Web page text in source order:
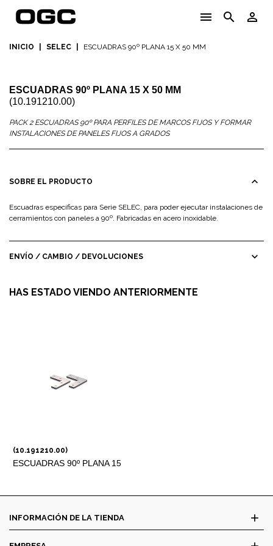
menu search person_outline
INICIO SELEC ESCUADRAS 90º PLANA 15 X 50 MM
ESCUADRAS 90º PLANA 15 X 50 MM
(10.191210.00)
PACK 2 ESCUADRAS 90º PARA PERFILES DE MARCOS FIJOS Y FORMAR
INSTALACIONES DE PANELES FIJOS A GRADOS
expand_less
SOBRE EL PRODUCTO
Escuadras específicas para Serie SELEC, para poder ejecutar instalaciones de
cerramientos con paneles a 90º. Fabricadas en acero inoxidable.
expand_more
ENVÍO / CAMBIO / DEVOLUCIONES
HAS ESTADO VIENDO ANTERIORMENTE
ESCUADRAS 90º PLANA 15
(10.191210.00)
INFORMACIÓN DE LA TIENDA add